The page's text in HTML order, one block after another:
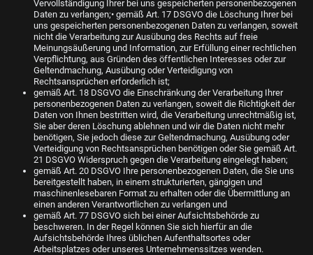
Vervollständigung Ihrer bei uns gespeicherten personenbezogenen
Daten zu verlangen;• gemäß Art. 17 DSGVO die Löschung Ihrer bei
uns gespeicherten personenbezogenen Daten zu verlangen, soweit
nicht die Verarbeitung zur Ausübung des Rechts auf freie
Meinungsäußerung und Information, zur Erfüllung einer rechtlichen
Verpflichtung, aus Gründen des öffentlichen Interesses oder zur
Geltendmachung, Ausübung oder Verteidigung von
Rechtsansprüchen erforderlich ist;
gemäß Art. 18 DSGVO die Einschränkung der Verarbeitung Ihrer
personenbezogenen Daten zu verlangen, soweit die Richtigkeit der
Daten von Ihnen bestritten wird, die Verarbeitung unrechtmäßig ist,
Sie aber deren Löschung ablehnen und wir die Daten nicht mehr
benötigen, Sie jedoch diese zur Geltendmachung, Ausübung oder
Verteidigung von Rechtsansprüchen benötigen oder Sie gemäß Art.
21 DSGVO Widerspruch gegen die Verarbeitung eingelegt haben;
gemäß Art. 20 DSGVO Ihre personenbezogenen Daten, die Sie uns
bereitgestellt haben, in einem strukturierten, gängigen und
maschinenlesebaren Format zu erhalten oder die Übermittlung an
einen anderen Verantwortlichen zu verlangen und
gemäß Art. 77 DSGVO sich bei einer Aufsichtsbehörde zu
beschweren. In der Regel können Sie sich hierfür an die
Aufsichtsbehörde Ihres üblichen Aufenthaltsortes oder
Arbeitsplatzes oder unseres Unternehmenssitzes wenden.